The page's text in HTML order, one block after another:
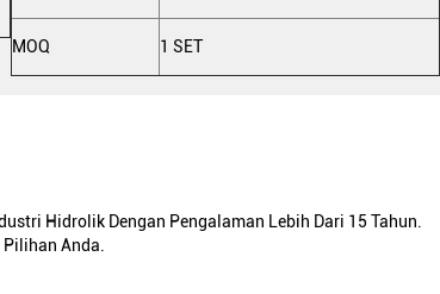
MOQ 1 SET
Hidrolik Dengan Pengalaman Lebih Dari 15 Tahun.
Anda.